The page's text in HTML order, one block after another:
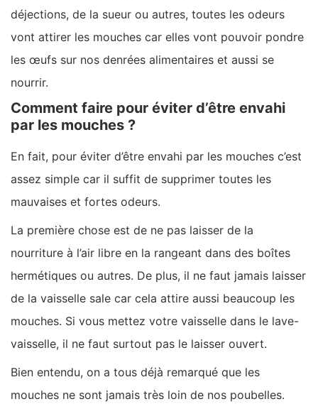
déjections, de la sueur ou autres, toutes les odeurs
vont attirer les mouches car elles vont pouvoir pondre
les œufs sur nos denrées alimentaires et aussi se
nourrir.
Comment faire pour éviter d’être envahi
par les mouches ?
En fait, pour éviter d’être envahi par les mouches c’est
assez simple car il suffit de supprimer toutes les
mauvaises et fortes odeurs.
La première chose est de ne pas laisser de la
nourriture à l’air libre en la rangeant dans des boîtes
hermétiques ou autres. De plus, il ne faut jamais laisser
de la vaisselle sale car cela attire aussi beaucoup les
mouches. Si vous mettez votre vaisselle dans le lave-
vaisselle, il ne faut surtout pas le laisser ouvert.
Bien entendu, on a tous déjà remarqué que les
mouches ne sont jamais très loin de nos poubelles.